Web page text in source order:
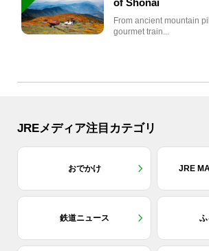
of Shonai
From ancient mountain
gourmet train...
JREメディア注目カテゴリ
おでかけ JRE
鉄道ニュース